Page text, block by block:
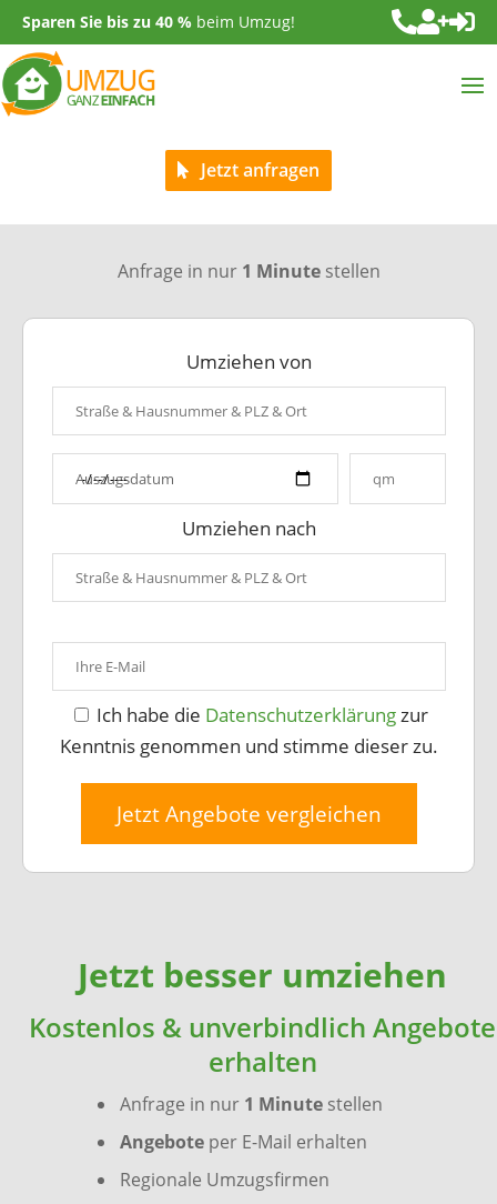
Sparen Sie bis zu 40 % beim Umzug! 
Jetzt anfragen
Anfrage in nur 1 Minutestellen
Umziehen von
Umziehen nach
Ich habe die Datenschutzerklärungzur
Kenntnis genommen und stimme dieser zu.
Jetzt Angebote vergleichen
Jetzt besser umziehen
Kostenlos & unverbindlich Angebote
erhalten
Anfrage in nur 1 Minute stellen
Angebote per E-Mail erhalten
Regionale Umzugsfirmen